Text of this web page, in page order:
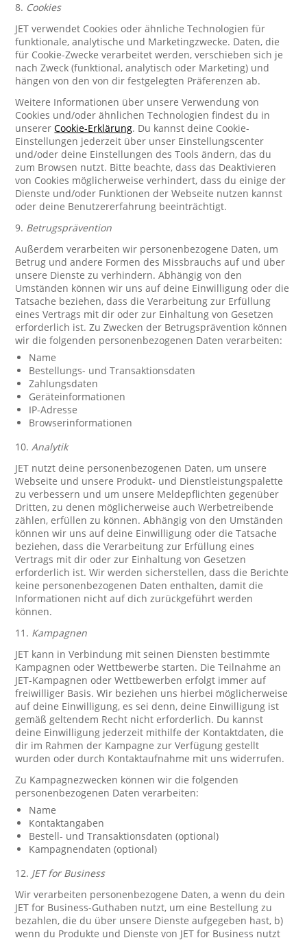
8. Cookies
JET verwendet Cookies oder ähnliche Technologien für
funktionale, analytische und Marketingzwecke. Daten, die
für Cookie-Zwecke verarbeitet werden, verschieben sich je
nach Zweck (funktional, analytisch oder Marketing) und
hängen von den von dir festgelegten Präferenzen ab.
Weitere Informationen über unsere Verwendung von
Cookies und/oder ähnlichen Technologien findest du in
unsererCookie-Erklärung. Du kannst deine Cookie-
Einstellungen jederzeit über unser Einstellungscenter
und/oder deine Einstellungen des Tools ändern, das du
zum Browsen nutzt. Bitte beachte, dass das Deaktivieren
von Cookies möglicherweise verhindert, dass du einige der
Dienste und/oder Funktionen der Webseite nutzen kannst
oder deine Benutzererfahrung beeinträchtigt.
9. Betrugsprävention
Außerdem verarbeiten wir personenbezogene Daten, um
Betrug und andere Formen des Missbrauchs auf und über
unsere Dienste zu verhindern. Abhängig von den
Umständen können wir uns auf deine Einwilligung oder die
Tatsache beziehen, dass die Verarbeitung zur Erfüllung
eines Vertrags mit dir oder zur Einhaltung von Gesetzen
erforderlich ist. Zu Zwecken der Betrugsprävention können
wir die folgenden personenbezogenen Daten verarbeiten:
Name
Bestellungs- und Transaktionsdaten
Zahlungsdaten
Geräteinformationen
IP-Adresse
Browserinformationen
10.Analytik
JET nutzt deine personenbezogenen Daten, um unsere
Webseite und unsere Produkt- und Dienstleistungspalette
zu verbessern und um unsere Meldepflichten gegenüber
Dritten, zu denen möglicherweise auch Werbetreibende
zählen, erfüllen zu können. Abhängig von den Umständen
können wir uns auf deine Einwilligung oder die Tatsache
beziehen, dass die Verarbeitung zur Erfüllung eines
Vertrags mit dir oder zur Einhaltung von Gesetzen
erforderlich ist. Wir werden sicherstellen, dass die Berichte
keine personenbezogenen Daten enthalten, damit die
Informationen nicht auf dich zurückgeführt werden
können.
11. Kampagnen
JET kann in Verbindung mit seinen Diensten bestimmte
Kampagnen oder Wettbewerbe starten. Die Teilnahme an
JET-Kampagnen oder Wettbewerben erfolgt immer auf
freiwilliger Basis. Wir beziehen uns hierbei möglicherweise
auf deine Einwilligung, es sei denn, deine Einwilligung ist
gemäß geltendem Recht nicht erforderlich. Du kannst
deine Einwilligung jederzeit mithilfe der Kontaktdaten, die
dir im Rahmen der Kampagne zur Verfügung gestellt
wurden oder durch Kontaktaufnahme mit uns widerrufen.
Zu Kampagnezwecken können wir die folgenden
personenbezogenen Daten verarbeiten:
Name
Kontaktangaben
Bestell- und Transaktionsdaten (optional)
Kampagnendaten (optional)
12. JET for Business
Wir verarbeiten personenbezogene Daten, a wenn du dein
JET for Business-Guthaben nutzt, um eine Bestellung zu
bezahlen, die du über unsere Dienste aufgegeben hast, b)
wenn du Produkte und Dienste von JET for Business nutzt